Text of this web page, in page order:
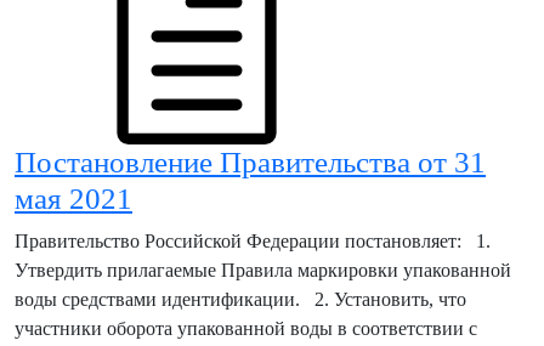
Постановление Правительства от 31
мая 2021
Правительство Российской Федерации постановляет: 1.
Утвердить прилагаемые Правила маркировки упакованной
воды средствами идентификации. 2. Установить, что
участники оборота упакованной воды в соответствии с